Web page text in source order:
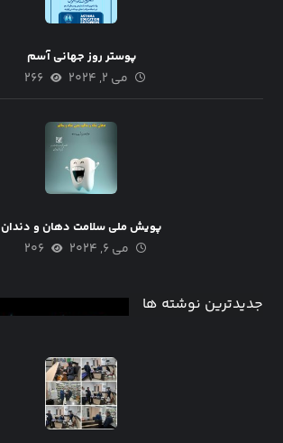
پوستر روز جهانی آسم
می ۲, ۲۰۲۴ ۲۶۶
پویش ملی سلامت دهان و دندان
می ۶, ۲۰۲۴ ۲۰۶
جدیدترین نوشته ها